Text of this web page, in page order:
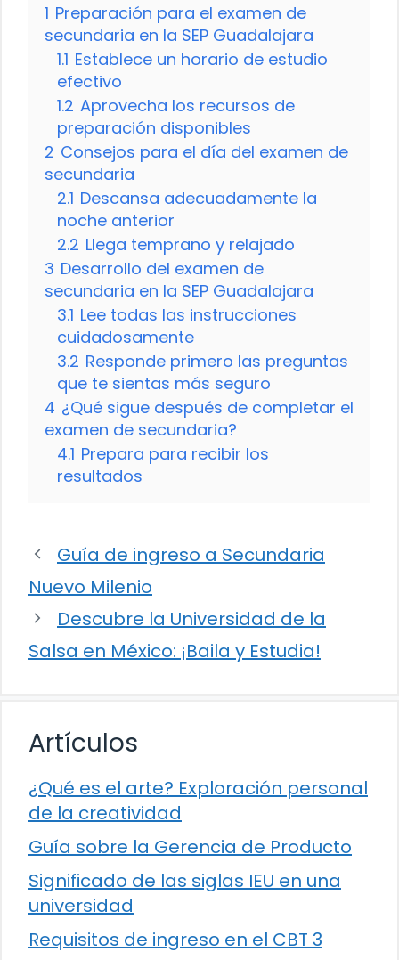
1 Preparación para el examen de
secundaria en la SEP Guadalajara
1.1 Establece un horario de estudio
efectivo
1.2 Aprovecha los recursos de
preparación disponibles
2 Consejos para el día del examen de
secundaria
2.1 Descansa adecuadamente la
noche anterior
2.2 Llega temprano y relajado
3 Desarrollo del examen de
secundaria en la SEP Guadalajara
3.1 Lee todas las instrucciones
cuidadosamente
3.2 Responde primero las preguntas
que te sientas más seguro
4 ¿Qué sigue después de completar el
examen de secundaria?
4.1 Prepara para recibir los
resultados
Guía de ingreso a Secundaria
Nuevo Milenio
Descubre la Universidad de la
Salsa en México: ¡Baila y Estudia!
Artículos
¿Qué es el arte? Exploración personal
de la creatividad
Guía sobre la Gerencia de Producto
Significado de las siglas IEU en una
universidad
Requisitos de ingreso en el CBT 3